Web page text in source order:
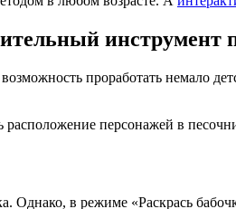
инструмент
проработать немало
персонажей в
Однако, в режиме «Раскрась